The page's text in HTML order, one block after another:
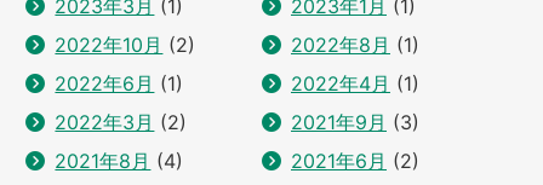
2023年3月 (1) 2023年1月 (1)
2022年10月 (2) 2022年8月 (1)
2022年6月 (1) 2022年4月 (1)
2022年3月 (2) 2021年9月 (3)
2021年8月 (4) 2021年6月 (2)